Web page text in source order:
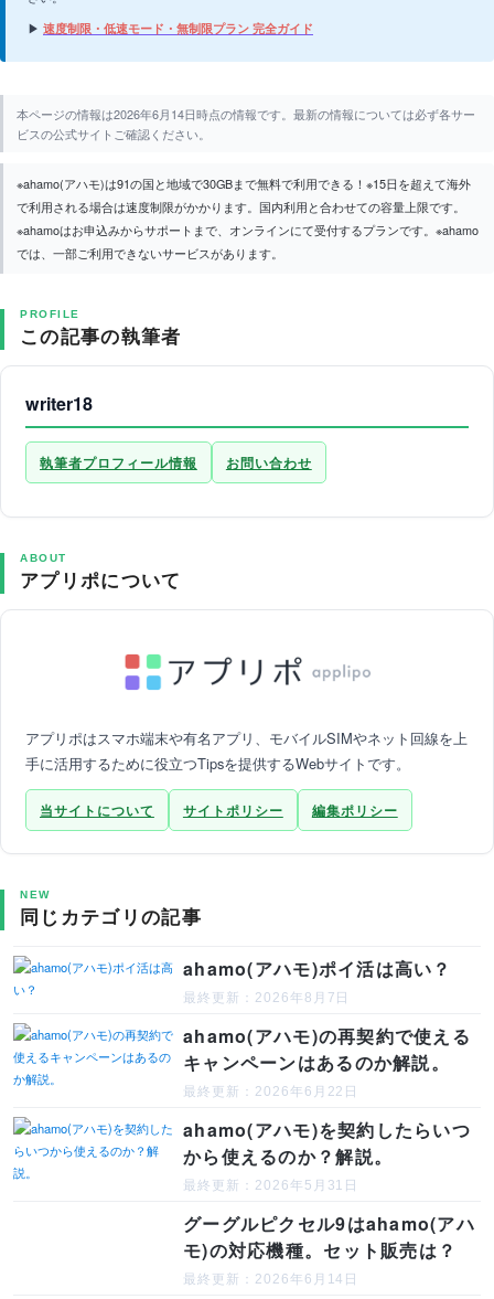
▶ 速度制限・低速モード・無制限プラン 完全ガイド
本ページの情報は2026年6月14日時点の情報です。最新の情報については必ず各サー
ビスの公式サイトご確認ください。
※ahamo(アハモ)は91の国と地域で30GBまで無料で利用できる！※15日を超えて海外
で利用される場合は速度制限がかかります。国内利用と合わせての容量上限です。
※ahamoはお申込みからサポートまで、オンラインにて受付するプランです。※ahamo
では、一部ご利用できないサービスがあります。
PROFILE
この記事の執筆者
writer18
執筆者プロフィール情報 お問い合わせ
ABOUT
アプリポについて
アプリポはスマホ端末や有名アプリ、モバイルSIMやネット回線を上
手に活用するために役立つTipsを提供するWebサイトです。
当サイトについて サイトポリシー 編集ポリシー
NEW
同じカテゴリの記事
ahamo(アハモ)ポイ活は高い？
最終更新：2026年8月7日
ahamo(アハモ)の再契約で使える
キャンペーンはあるのか解説。
最終更新：2026年6月22日
ahamo(アハモ)を契約したらいつ
から使えるのか？解説。
最終更新：2026年5月31日
グーグルピクセル9はahamo(アハ
モ)の対応機種。セット販売は？
最終更新：2026年6月14日